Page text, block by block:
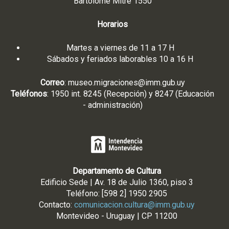
Horarios
Martes a viernes de 11 a 17 H
Sábados y feriados laborables 10 a 16 H
Correo: museo.migraciones@imm.gub.uy
Teléfonos: 1950 int. 8245 (Recepción) y 8247 (Educación
- administración)
Departamento de Cultura
Edificio Sede | Av. 18 de Julio 1360, piso 3
Teléfono: [598 2] 1950 2905
Contacto: comunicacion.cultura@imm.gub.uy
Montevideo - Uruguay | CP 11200